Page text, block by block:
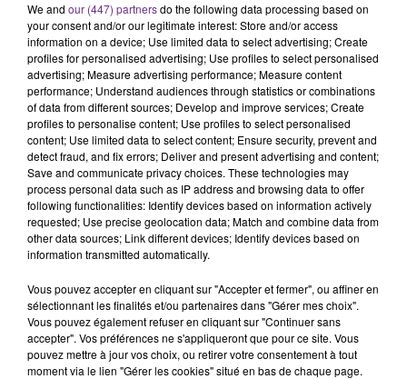
La chaussée a partiellement fondu.
Ce n’est malheureusement pas un cas unique.
D’autres axes devraient être concernés alors que l’on
attend des températures au – delà des 40° partout dans
la région aujourd'hui.
FIL D'ACTU
We and our (447) partnersdo the following data processing based on
your consent and/or our legitimate interest: Store and/or access
information on a device; Use limited data to select advertising; Create
profiles for personalised advertising; Use profiles to select personalised
advertising; Measure advertising performance; Measure content
performance; Understand audiences through statistics or combinations
of data from different sources; Develop and improve services; Create
profiles to personalise content; Use profiles to select personalised
content; Use limited data to select content; Ensure security, prevent and
detect fraud, and fix errors; Deliver and present advertising and content;
Save and communicate privacy choices. These technologies may
process personal data such as IP address and browsing data to offer
following functionalities: Identify devices based on information actively
requested; Use precise geolocation data; Match and combine data from
other data sources; Link different devices; Identify devices based on
information transmitted automatically.
Vous pouvez accepter en cliquant sur "Accepter et fermer", ou affiner en
sélectionnant les finalités et/ou partenaires dans "Gérer mes choix".
Vous pouvez également refuser en cliquant sur "Continuer sans
accepter". Vos préférences ne s'appliqueront que pour ce site. Vous
pouvez mettre à jour vos choix, ou retirer votre consentement à tout
moment via le lien "Gérer les cookies" situé en bas de chaque page.